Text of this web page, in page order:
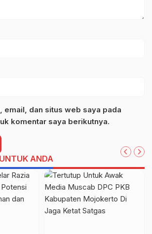
email, dan situs web saya pada
komentar saya berikutnya.
ANDA